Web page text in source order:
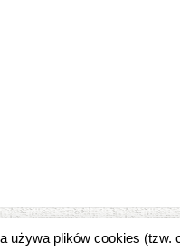
używa plików cookies